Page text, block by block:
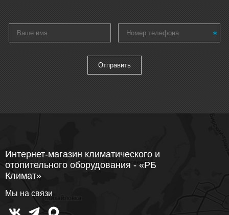
Интернет-магазин климатического и
отопительного оборудования - «РБ
Климат»
Мы на связи